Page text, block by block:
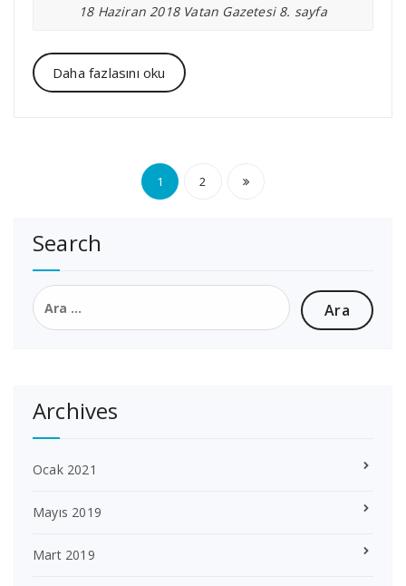
18 Haziran 2018 Vatan Gazetesi 8. sayfa
Daha fazlasını oku
Yazı
1 2
Search
Arama:
Archives
Ocak 2021
Mayıs 2019
Mart 2019